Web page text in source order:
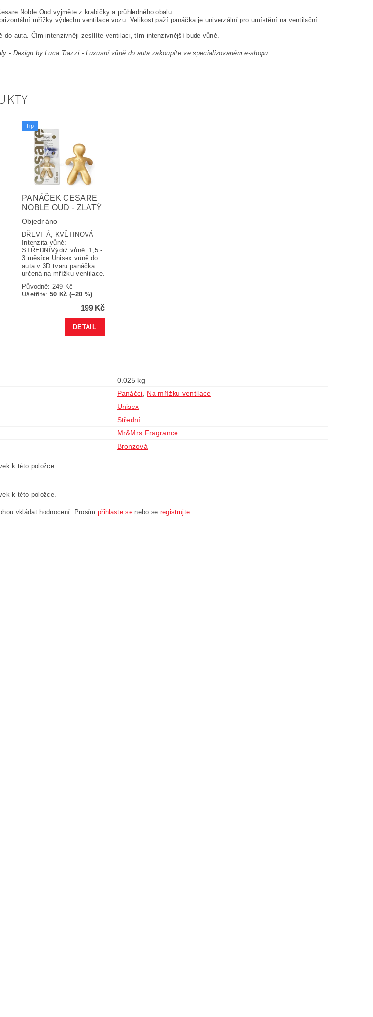
Noble Oud vyjměte z krabičky a průhledného obalu.
mřížky výdechu ventilace vozu. Velikost paží panáčka je univerzální pro umístění na ventilační
do auta. Čím intenzivněji zesílíte ventilaci, tím intenzivnější bude vůně.
- Design by Luca Trazzi - Luxusní vůně do auta zakoupíte ve specializovaném e-shopu
Tip
PANÁČEK CESARE
NOBLE OUD - ZLATÝ
Objednáno
DŘEVITÁ, KVĚTINOVÁ
Intenzita vůně:
STŘEDNÍVýdrž vůně: 1,5 -
3 měsíce Unisex vůně do
auta v 3D tvaru panáčka
určená na mřížku ventilace.
Původně: 249 Kč
Ušetříte:50 Kč (–20 %)
199 Kč
DETAIL
0.025 kg
Panáčci
Na mřížku ventilace
Unisex
Střední
Mr&Mrs Fragrance
Bronzová
k této položce.
k této položce.
vkládat hodnocení. Prosímpřihlaste senebo se registrujte